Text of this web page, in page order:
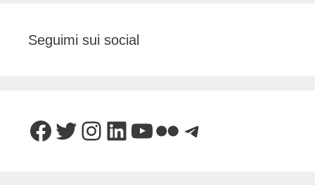
Seguimi sui social
Facebook
Twitter
Instagram
LinkedIn
YouTube
FlickrTelegram